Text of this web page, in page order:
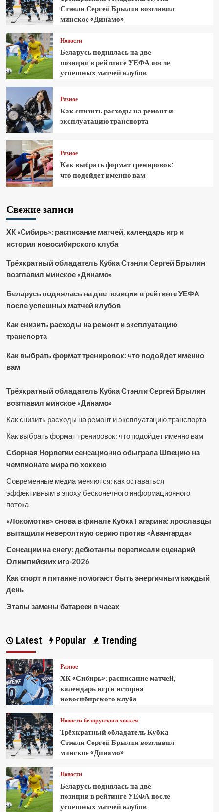
Стэнли Сергей Брылин возглавил
минское «Динамо»
Новости
Беларусь поднялась на две
позиции в рейтинге УЕФА после
успешных матчей клубов
Разное
Как снизить расходы на ремонт и
эксплуатацию транспорта
Разное
Как выбрать формат тренировок:
что подойдет именно вам
Свежие записи
ХК «Сибирь»: расписание матчей, календарь игр и
история новосибирского клуба
Трёхкратный обладатель Кубка Стэнли Сергей Брылин
возглавил минское «Динамо»
Беларусь поднялась на две позиции в рейтинге УЕФА
после успешных матчей клубов
Как снизить расходы на ремонт и эксплуатацию
транспорта
Как выбрать формат тренировок: что подойдет именно
вам
Трёхкратный обладатель Кубка Стэнли Сергей Брылин
возглавил минское «Динамо»
Как снизить расходы на ремонт и эксплуатацию транспорта
Как выбрать формат тренировок: что подойдет именно вам
Сборная Норвегии сенсационно обыграла Швецию на
чемпионате мира по хоккею
Современные медиа меняются: как оставаться
эффективным в эпоху бесконечного информационного
потока
«Локомотив» снова в финале Кубка Гагарина: ярославцы
вытащили невероятную серию против «Авангарда»
Сенсации на снегу: дебютанты переписали сценарий
Олимпийских игр-2026
Как спорт и питание помогают быть энергичным каждый
день
Этапы замены батареек в часах
Latest Popular Trending
Разное
ХК «Сибирь»: расписание матчей,
календарь игр и история
новосибирского клуба
Новости белорусского хоккея
Трёхкратный обладатель Кубка
Стэнли Сергей Брылин возглавил
минское «Динамо»
Новости
Беларусь поднялась на две
позиции в рейтинге УЕФА после
успешных матчей клубов